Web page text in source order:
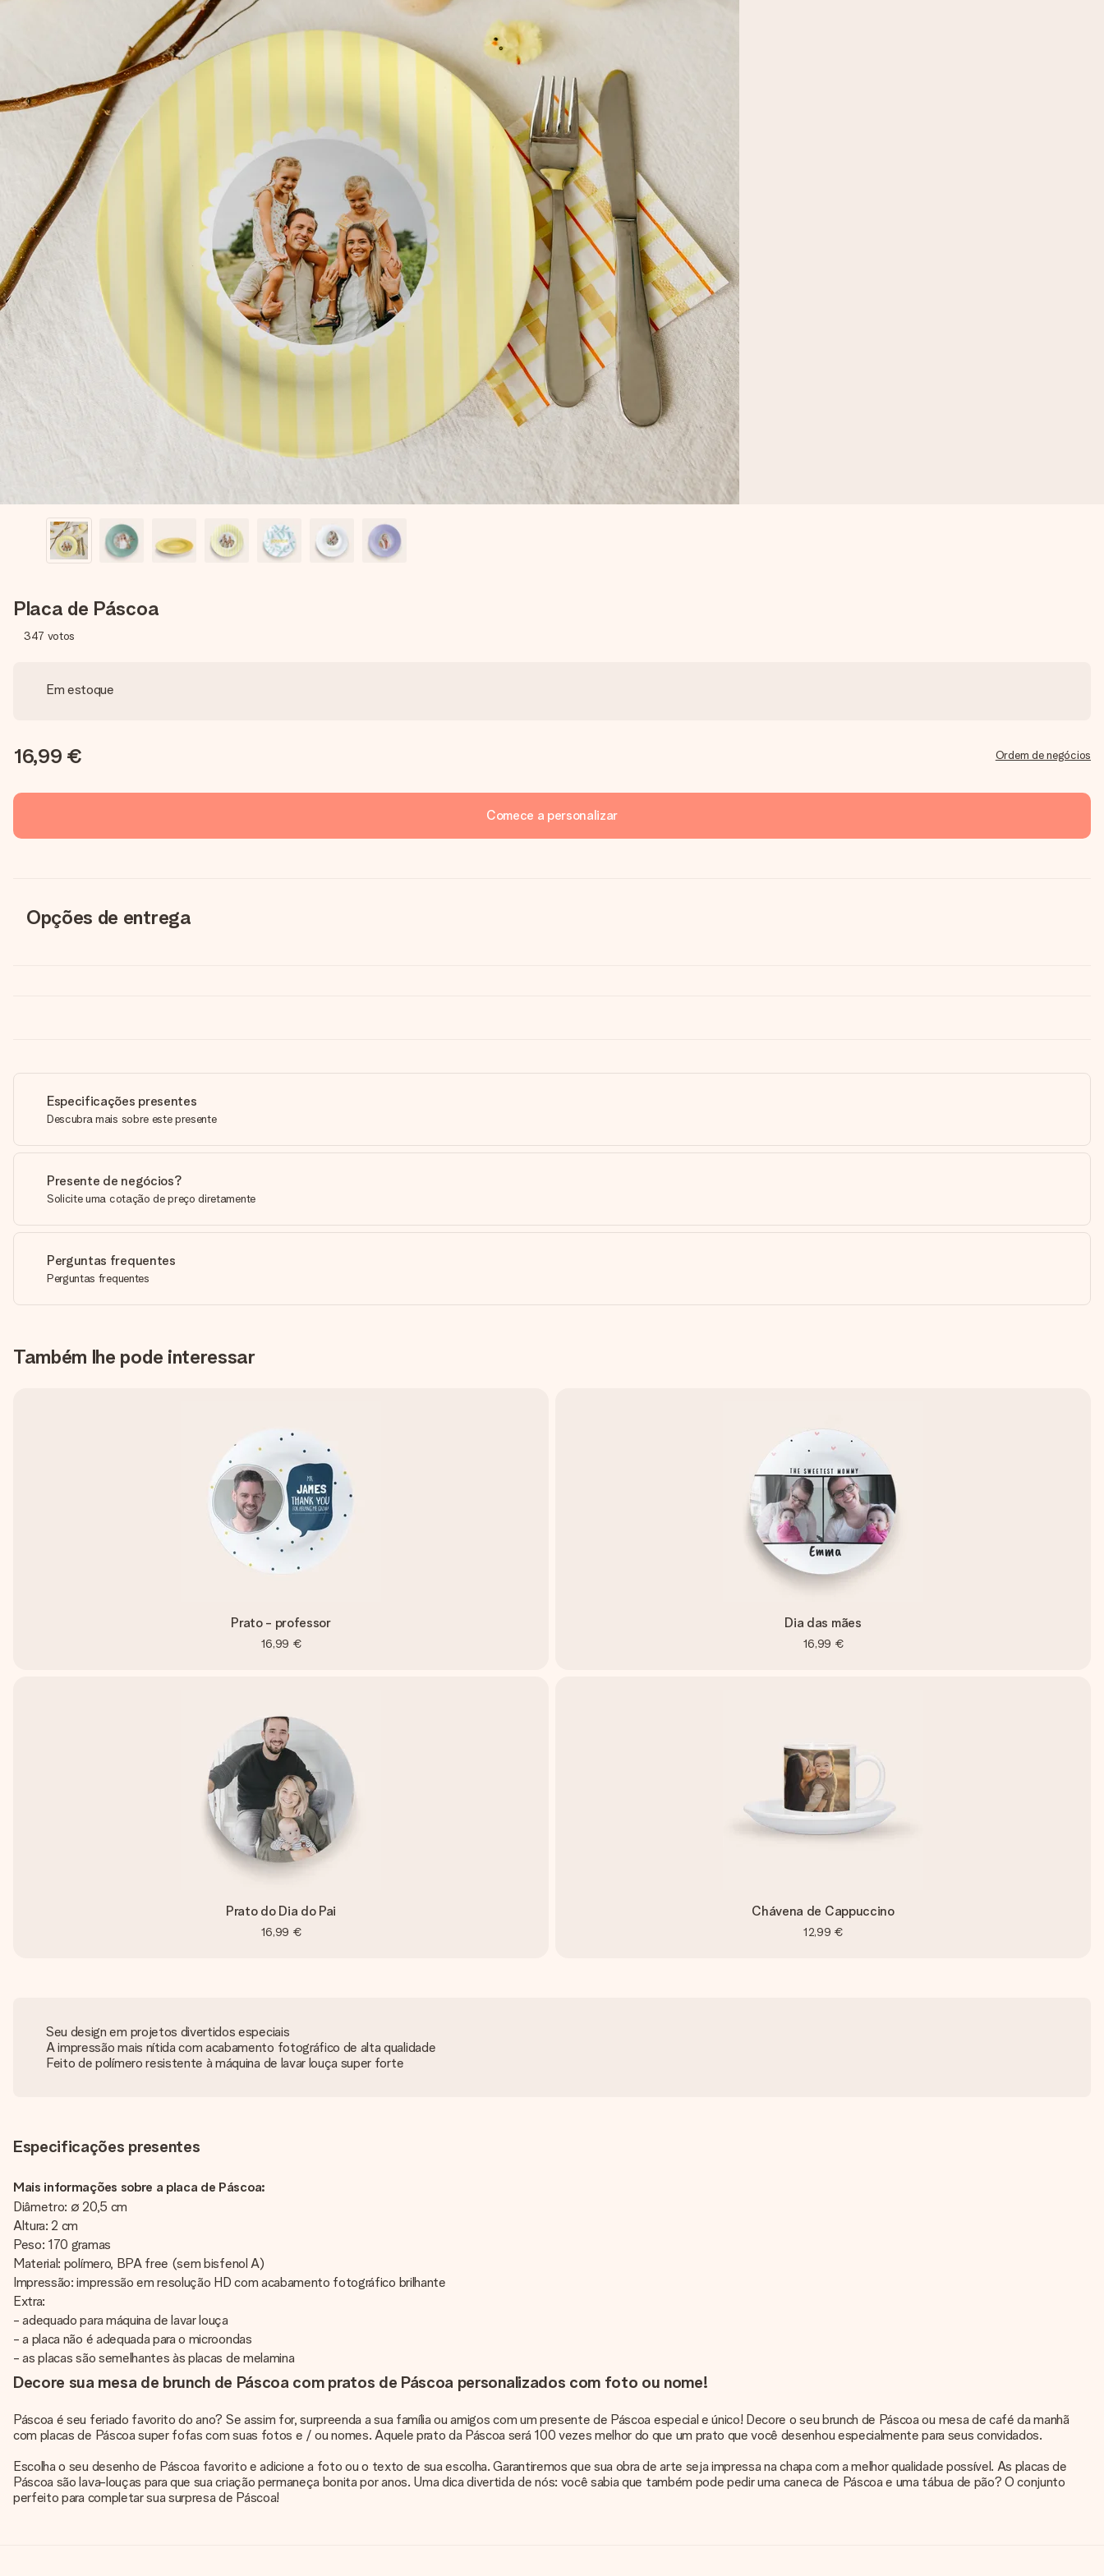
Placa de Páscoa
347 votos
Em estoque
16,99 € Ordem de negócios
Comece a personalizar
Opções de entrega
Especificações presentes
Descubra mais sobre este presente
Presente de negócios?
Solicite uma cotação de preço diretamente
Perguntas frequentes
Perguntas frequentes
Também lhe pode interessar
Prato - professor
16,99 €
Dia das mães
16,99 €
Prato do Dia do Pai
16,99 €
Chávena de Cappuccino
12,99 €
Seu design em projetos divertidos especiais
A impressão mais nítida com acabamento fotográfico de alta qualidade
Feito de polímero resistente à máquina de lavar louça super forte
Especificações presentes
Mais informações sobre a placa de Páscoa:
Diâmetro: ∅ 20,5 cm
Altura: 2 cm
Peso: 170 gramas
Material: polímero, BPA free (sem bisfenol A)
Impressão: impressão em resolução HD com acabamento fotográfico brilhante
Extra:
- adequado para máquina de lavar louça
- a placa não é adequada para o microondas
- as placas são semelhantes às placas de melamina
Decore sua mesa de brunch de Páscoa com pratos de Páscoa personalizados com foto ou nome!
Páscoa é seu feriado favorito do ano? Se assim for, surpreenda a sua família ou amigos com um presente de Páscoa especial e único! Decore o seu brunch de Páscoa ou mesa de café da manhã
com placas de Páscoa super fofas com suas fotos e / ou nomes. Aquele prato da Páscoa será 100 vezes melhor do que um prato que você desenhou especialmente para seus convidados.
Escolha o seu desenho de Páscoa favorito e adicione a foto ou o texto de sua escolha. Garantiremos que sua obra de arte seja impressa na chapa com a melhor qualidade possível. As placas de
Páscoa são lava-louças para que sua criação permaneça bonita por anos. Uma dica divertida de nós: você sabia que também pode pedir uma caneca de Páscoa e uma tábua de pão? O conjunto
perfeito para completar sua surpresa de Páscoa!